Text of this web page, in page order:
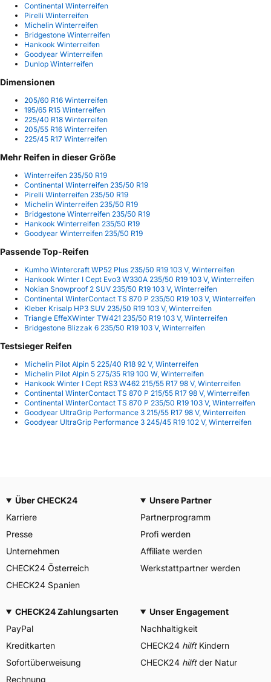
Continental Winterreifen
Pirelli Winterreifen
Michelin Winterreifen
Bridgestone Winterreifen
Hankook Winterreifen
Goodyear Winterreifen
Dunlop Winterreifen
Dimensionen
205/60 R16 Winterreifen
195/65 R15 Winterreifen
225/40 R18 Winterreifen
205/55 R16 Winterreifen
225/45 R17 Winterreifen
Mehr Reifen in dieser Größe
Winterreifen 235/50 R19
Continental Winterreifen 235/50 R19
Pirelli Winterreifen 235/50 R19
Michelin Winterreifen 235/50 R19
Bridgestone Winterreifen 235/50 R19
Hankook Winterreifen 235/50 R19
Goodyear Winterreifen 235/50 R19
Passende Top-Reifen
Kumho Wintercraft WP52 Plus 235/50 R19 103 V, Winterreifen
Hankook Winter I Cept Evo3 W330A 235/50 R19 103 V, Winterreifen
Nokian Snowproof 2 SUV 235/50 R19 103 V, Winterreifen
Continental WinterContact TS 870 P 235/50 R19 103 V, Winterreifen
Kleber Krisalp HP3 SUV 235/50 R19 103 V, Winterreifen
Triangle EffeXWinter TW421 235/50 R19 103 V, Winterreifen
Bridgestone Blizzak 6 235/50 R19 103 V, Winterreifen
Testsieger Reifen
Michelin Pilot Alpin 5 225/40 R18 92 V, Winterreifen
Michelin Pilot Alpin 5 275/35 R19 100 W, Winterreifen
Hankook Winter I Cept RS3 W462 215/55 R17 98 V, Winterreifen
Continental WinterContact TS 870 P 215/55 R17 98 V, Winterreifen
Continental WinterContact TS 870 P 235/50 R19 103 V, Winterreifen
Goodyear UltraGrip Performance 3 215/55 R17 98 V, Winterreifen
Goodyear UltraGrip Performance 3 245/45 R19 102 V, Winterreifen
Über CHECK24
Karriere
Presse
Unternehmen
CHECK24 Österreich
CHECK24 Spanien
Unsere Partner
Partnerprogramm
Profi werden
Affiliate werden
Werkstattpartner werden
CHECK24 Zahlungsarten
PayPal
Kreditkarten
Sofortüberweisung
Rechnung
Unser Engagement
Nachhaltigkeit
CHECK24 hilftKindern
CHECK24 hilftder Natur